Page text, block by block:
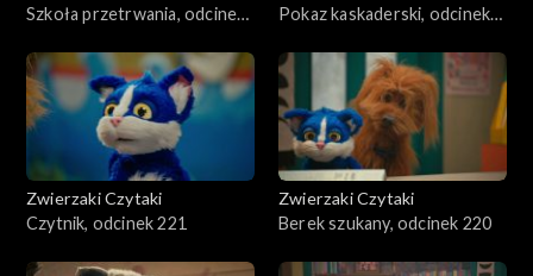
Szkoła przetrwania, odcinek
Pokaz kaskaderski, odcinek
Zwierzaki Czytaki
Czytnik, odcinek 221
Zwierzaki Czytaki
Berek szukany, odcinek 220